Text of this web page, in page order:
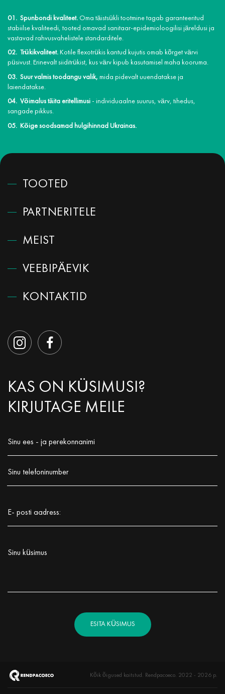
Spunbondi kvaliteet.Oma täistsükli tootmine tagab garanteeritud
stabiilse kvaliteedi, tooted omavad sanitaar-epidemioloogilisi järeldusi ja
vastavad rahvusvahelistele standarditele.
Trükikvaliteet.Kotile flexotrükis kantud kujutis omab kõrget värvi
püsivust. Erinevalt siiditrükist, kus värv kipub kasutamisel maha kooruma.
Suur valmis toodangu valik, mida pidevalt uuendatakse ja
laiendatakse.
Võimalus täita eritellimusi- individuaalne suurus, värv, tihedus,
sangade pikkus.
Kõige soodsamad hulgihinnad Ukrainas.
TOOTED
PARTNERITELE
MEIST
VEEBIPÄEVIK
КОNTAKTID
KAS ON KÜSIMUSI?
KIRJUTAGE MEILE
Sinu ees - ja perekonnanimi
Sinu telefoninumber
E- posti aadress:
Sinu küsimus
ESITA KÜSIMUS
Kõik õigused kaitstud. Rendpacoeco. 2022 - 2026 р.